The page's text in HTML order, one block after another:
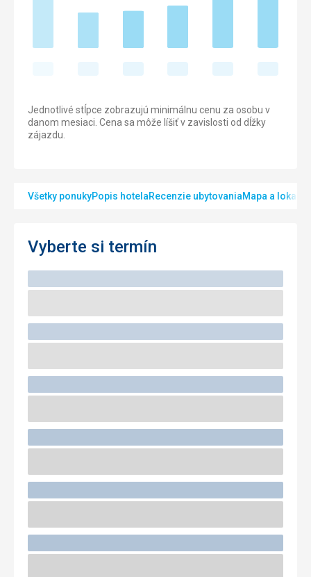
Jednotlivé stĺpce zobrazujú minimálnu cenu za osobu v
danom mesiaci. Cena sa môže líšiť v zavislosti od dĺžky
zájazdu.
Všetky ponukyPopis hotelaRecenzie ubytovaniaMapa a lokalita
Vyberte si termín